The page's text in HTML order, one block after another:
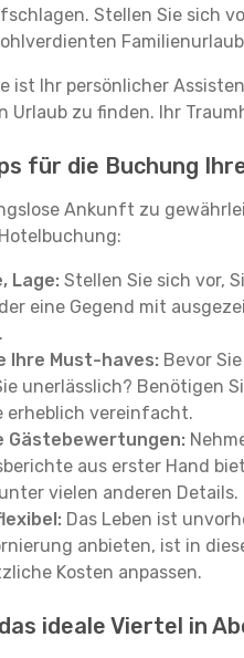
Stellen Sie sich
ist Ihr persönlicher
Urlaub zu finden. Ihr
für die Buchung
Ankunft zu
Lage: Stellen Sie sich vor,
eine Gegend mit
Ihre Must-haves: Bevor
unerlässlich? Benötigen
erheblich vereinfacht.
Gästebewertungen:
aus erster Hand
vielen anderen Details.
Das Leben ist
anbieten, ist in
Kosten anpassen.
ideale Viertel in